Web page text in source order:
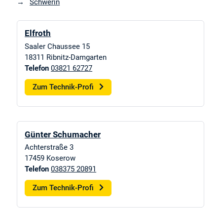
Schwerin
Elfroth
Saaler Chaussee 15
18311 Ribnitz-Damgarten
Telefon 03821 62727
Zum Technik-Profi
Günter Schumacher
Achterstraße 3
17459 Koserow
Telefon 038375 20891
Zum Technik-Profi